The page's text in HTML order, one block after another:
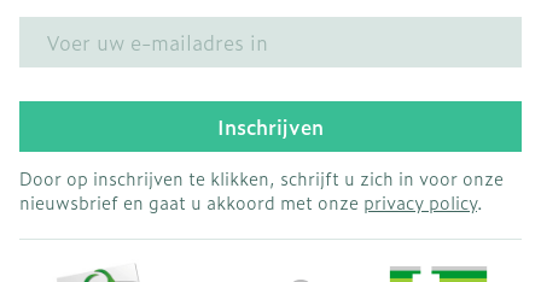
Inschrijven
Door op inschrijven te klikken, schrijft u zich in voor onze
nieuwsbrief en gaat u akkoord met onze privacy policy.